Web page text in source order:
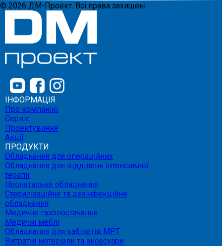
© 2026 ДМ-Проект. Всі права захищені
ІНФОРМАЦІЯ
Про компанію
Сервіс
Проектування
Акції
ПРОДУКТИ
Обладнання для операційних
Обладнання для відділень інтенсивної
терапії
Неонатальне обладнання
Стерилізаційне та дезінфекційне
обладнання
Медичне газопостачання
Медичні меблі
Обладнання для кабінетів МРТ
Витратні матеріали та аксесуари